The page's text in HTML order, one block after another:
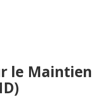
le Maintien